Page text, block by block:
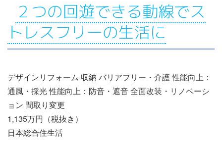
２つの回遊できる動線でス
トレスフリーの生活に
デザインリフォーム 収納 バリアフリー・介護 性能向上：
通風・採光 性能向上：防音・遮音 全面改装・リノベーシ
ョン 間取り変更
1,135万円（税抜き）
日本総合住生活